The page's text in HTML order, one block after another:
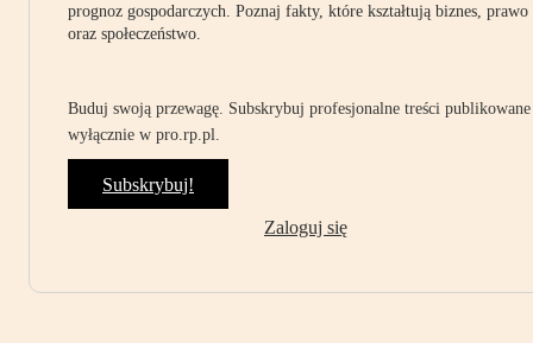
prognoz gospodarczych. Poznaj fakty, które kształtują biznes, prawo
oraz społeczeństwo.
Buduj swoją przewagę. Subskrybuj profesjonalne treści publikowane
wyłącznie w pro.rp.pl.
Subskrybuj!
Zaloguj się